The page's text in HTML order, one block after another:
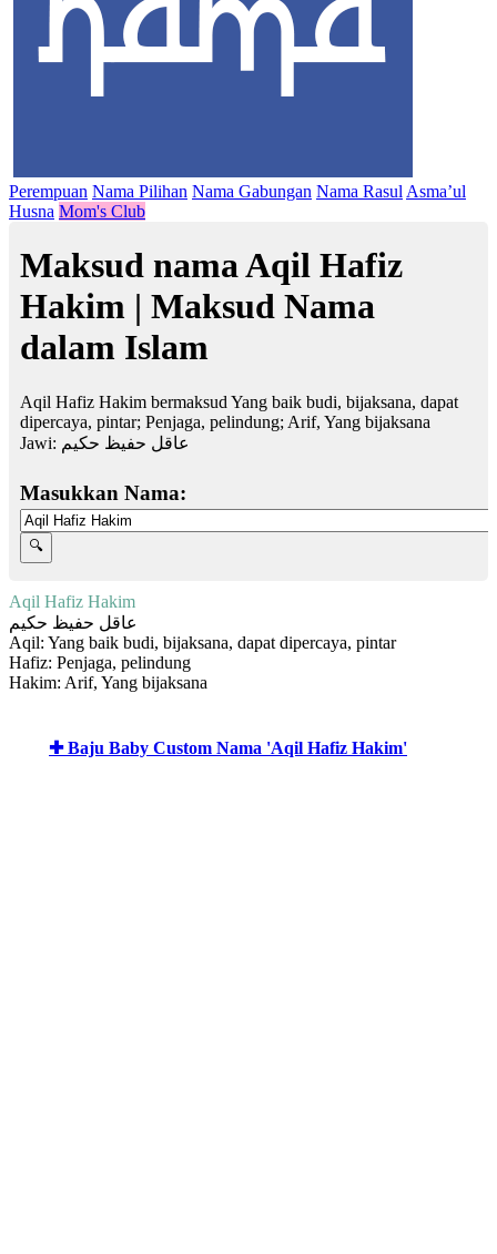
Perempuan Nama Pilihan Nama Gabungan Nama Rasul Asma’ul
Husna Mom's Club
Maksud nama Aqil Hafiz
Hakim | Maksud Nama
dalam Islam
Aqil Hafiz Hakim bermaksud Yang baik budi, bijaksana, dapat
dipercaya, pintar; Penjaga, pelindung; Arif, Yang bijaksana
Jawi: عاقل حفيظ حكيم
Masukkan Nama:
Aqil Hafiz Hakim
عاقل حفيظ حكيم
Aqil: Yang baik budi, bijaksana, dapat dipercaya, pintar
Hafiz: Penjaga, pelindung
Hakim: Arif, Yang bijaksana
✚ Baju Baby Custom Nama 'Aqil Hafiz Hakim'